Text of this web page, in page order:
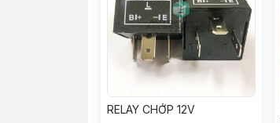
RELAY CHỚP 12V